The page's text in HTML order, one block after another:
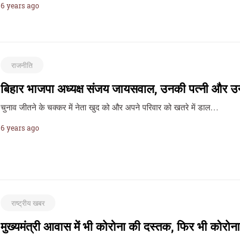
6 years ago
राजनीति
बिहार भाजपा अध्यक्ष संजय जायसवाल, उनकी पत्नी और
चुनाव जीतने के चक्कर में नेता खुद को और अपने परिवार को खतरे में डाल…
6 years ago
राष्ट्रीय खबर
मुख्यमंत्री आवास में भी कोरोना की दस्तक, फिर भी